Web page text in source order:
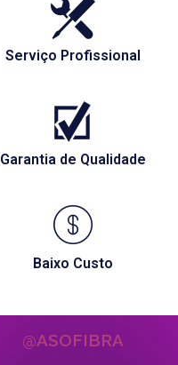
Serviço Profissional
Garantia de Qualidade
Baixo Custo
@ASOFIBRA